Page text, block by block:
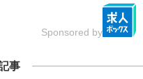
Sponsored by
事